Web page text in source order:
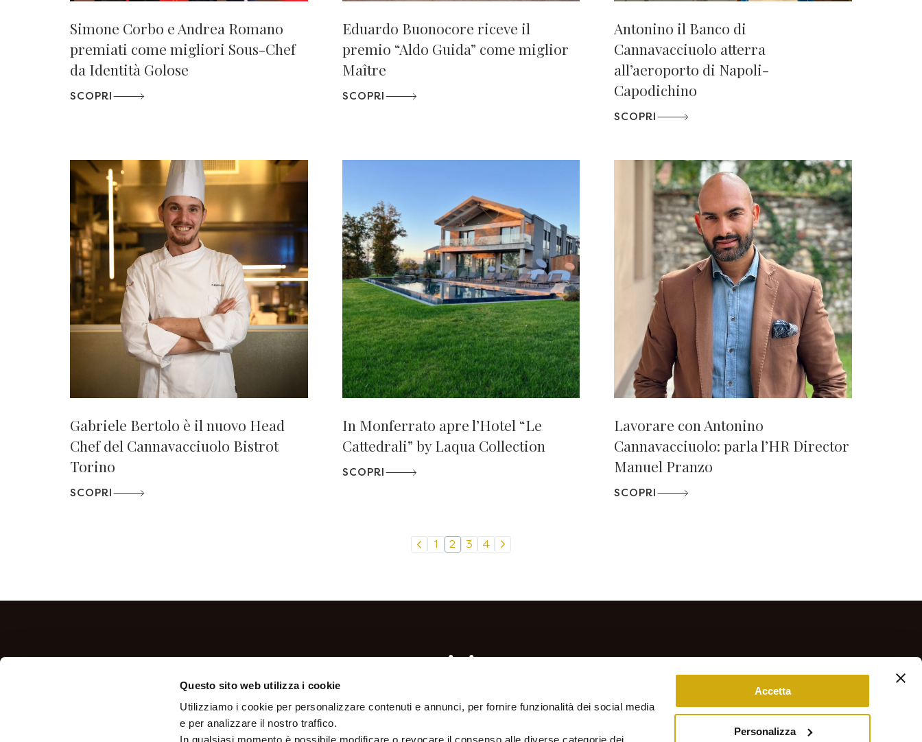
Questo sito web utilizza i cookie
Utilizziamo i cookie per personalizzare contenuti e annunci, per fornire funzionalità dei social media
e per analizzare il nostro traffico.
Accetta
Personalizza
Simone Corbo e Andrea Romano
premiati come migliori Sous-Chef
da Identità Golose
SCOPRI
Eduardo Buonocore riceve il
premio “Aldo Guida” come miglior
Maître
SCOPRI
Antonino il Banco di
Cannavacciuolo atterra
all’aeroporto di Napoli-
Capodichino
SCOPRI
Gabriele Bertolo è il nuovo Head
Chef del Cannavacciuolo Bistrot
Torino
SCOPRI
In Monferrato apre l’Hotel “Le
Cattedrali” by Laqua Collection
SCOPRI
Lavorare con Antonino
Cannavacciuolo: parla l’HR Director
Manuel Pranzo
SCOPRI
1 2 3 4